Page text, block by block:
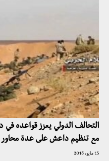
التحالف الدولي يعزز قواعده في
مع تنظيم داعش على عدة محاور
15 مايو، 2018